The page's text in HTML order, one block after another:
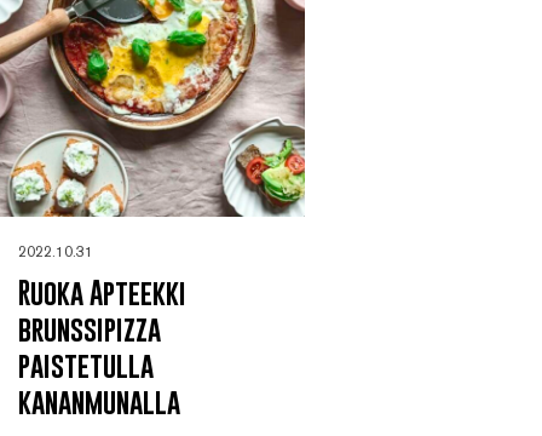
2022.10.31
Ruoka Apteekki
brunssipizza
paistetulla
kananmunalla